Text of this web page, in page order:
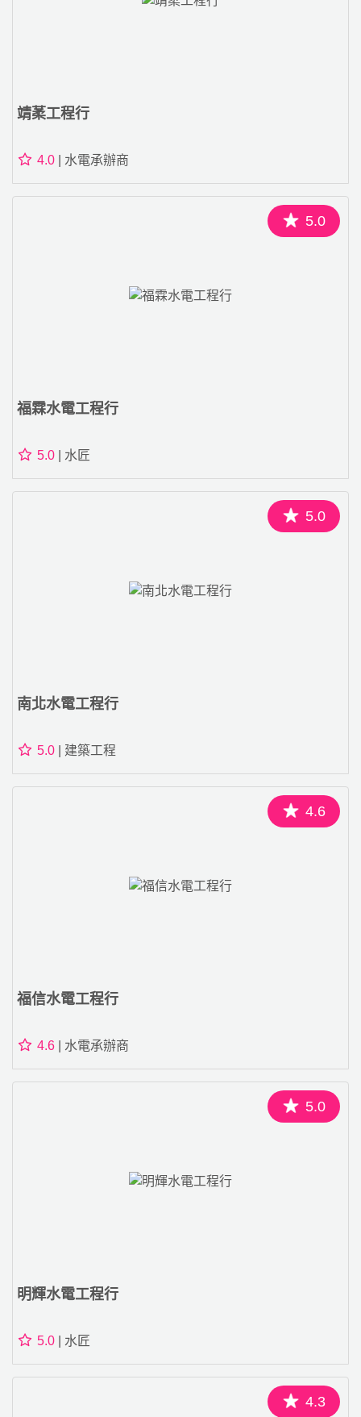
靖葇工程行
4.0 | 水電承辦商
5.0
福霖水電工程行
5.0 | 水匠
5.0
南北水電工程行
5.0 | 建築工程
4.6
福信水電工程行
4.6 | 水電承辦商
5.0
明輝水電工程行
5.0 | 水匠
4.3